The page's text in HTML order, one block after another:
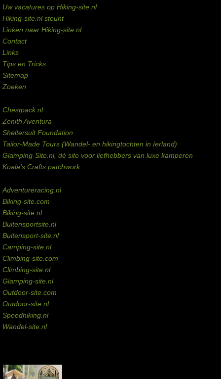
Uw vacatures op Hiking-site.nl
Hiking-site.nl steunt
Linken naar Hiking-site.nl
Contact
Links
Tips en Tricks
Sitemap
Zoeken
Chestpack.nl
Zenith Aventura
Sheltersuit Foundation
Tailor-Made Tours (Wandel- en hikingtochten in Ierland)
Glamping-Site.nl, dé site voor liefhebbers van luxe kamperen
Koala's Crafts patchwork
Adventureracing.nl
Biking-site.com
Biking-site.nl
Buitensportsite.nl
Buitensport-site.nl
Camping-site.nl
Climbing-site.com
Climbing-site.nl
Glamping-site.nl
Outdoor-site.com
Outdoor-site.nl
Speedhiking.nl
Wandel-site.nl